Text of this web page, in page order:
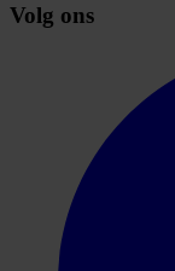
Volg ons